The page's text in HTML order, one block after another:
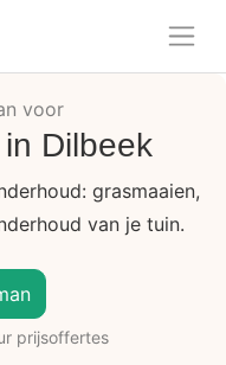
voor
Dilbeek
grasmaaien,
van je tuin.
prijsoffertes